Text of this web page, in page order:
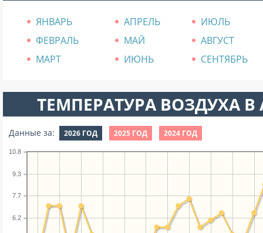
ЯНВАРЬ АПРЕЛЬ
ИЮЛЬ
ФЕВРАЛЬ
МАЙ
АВГУСТ
МАРТ
ИЮНЬ СЕНТЯБРЬ
ТЕМПЕРАТУРА ВОЗДУХА В
Данные за: 2026 ГОД 2025 ГОД 2024 ГОД
6.2
7.7
9.3
10.8